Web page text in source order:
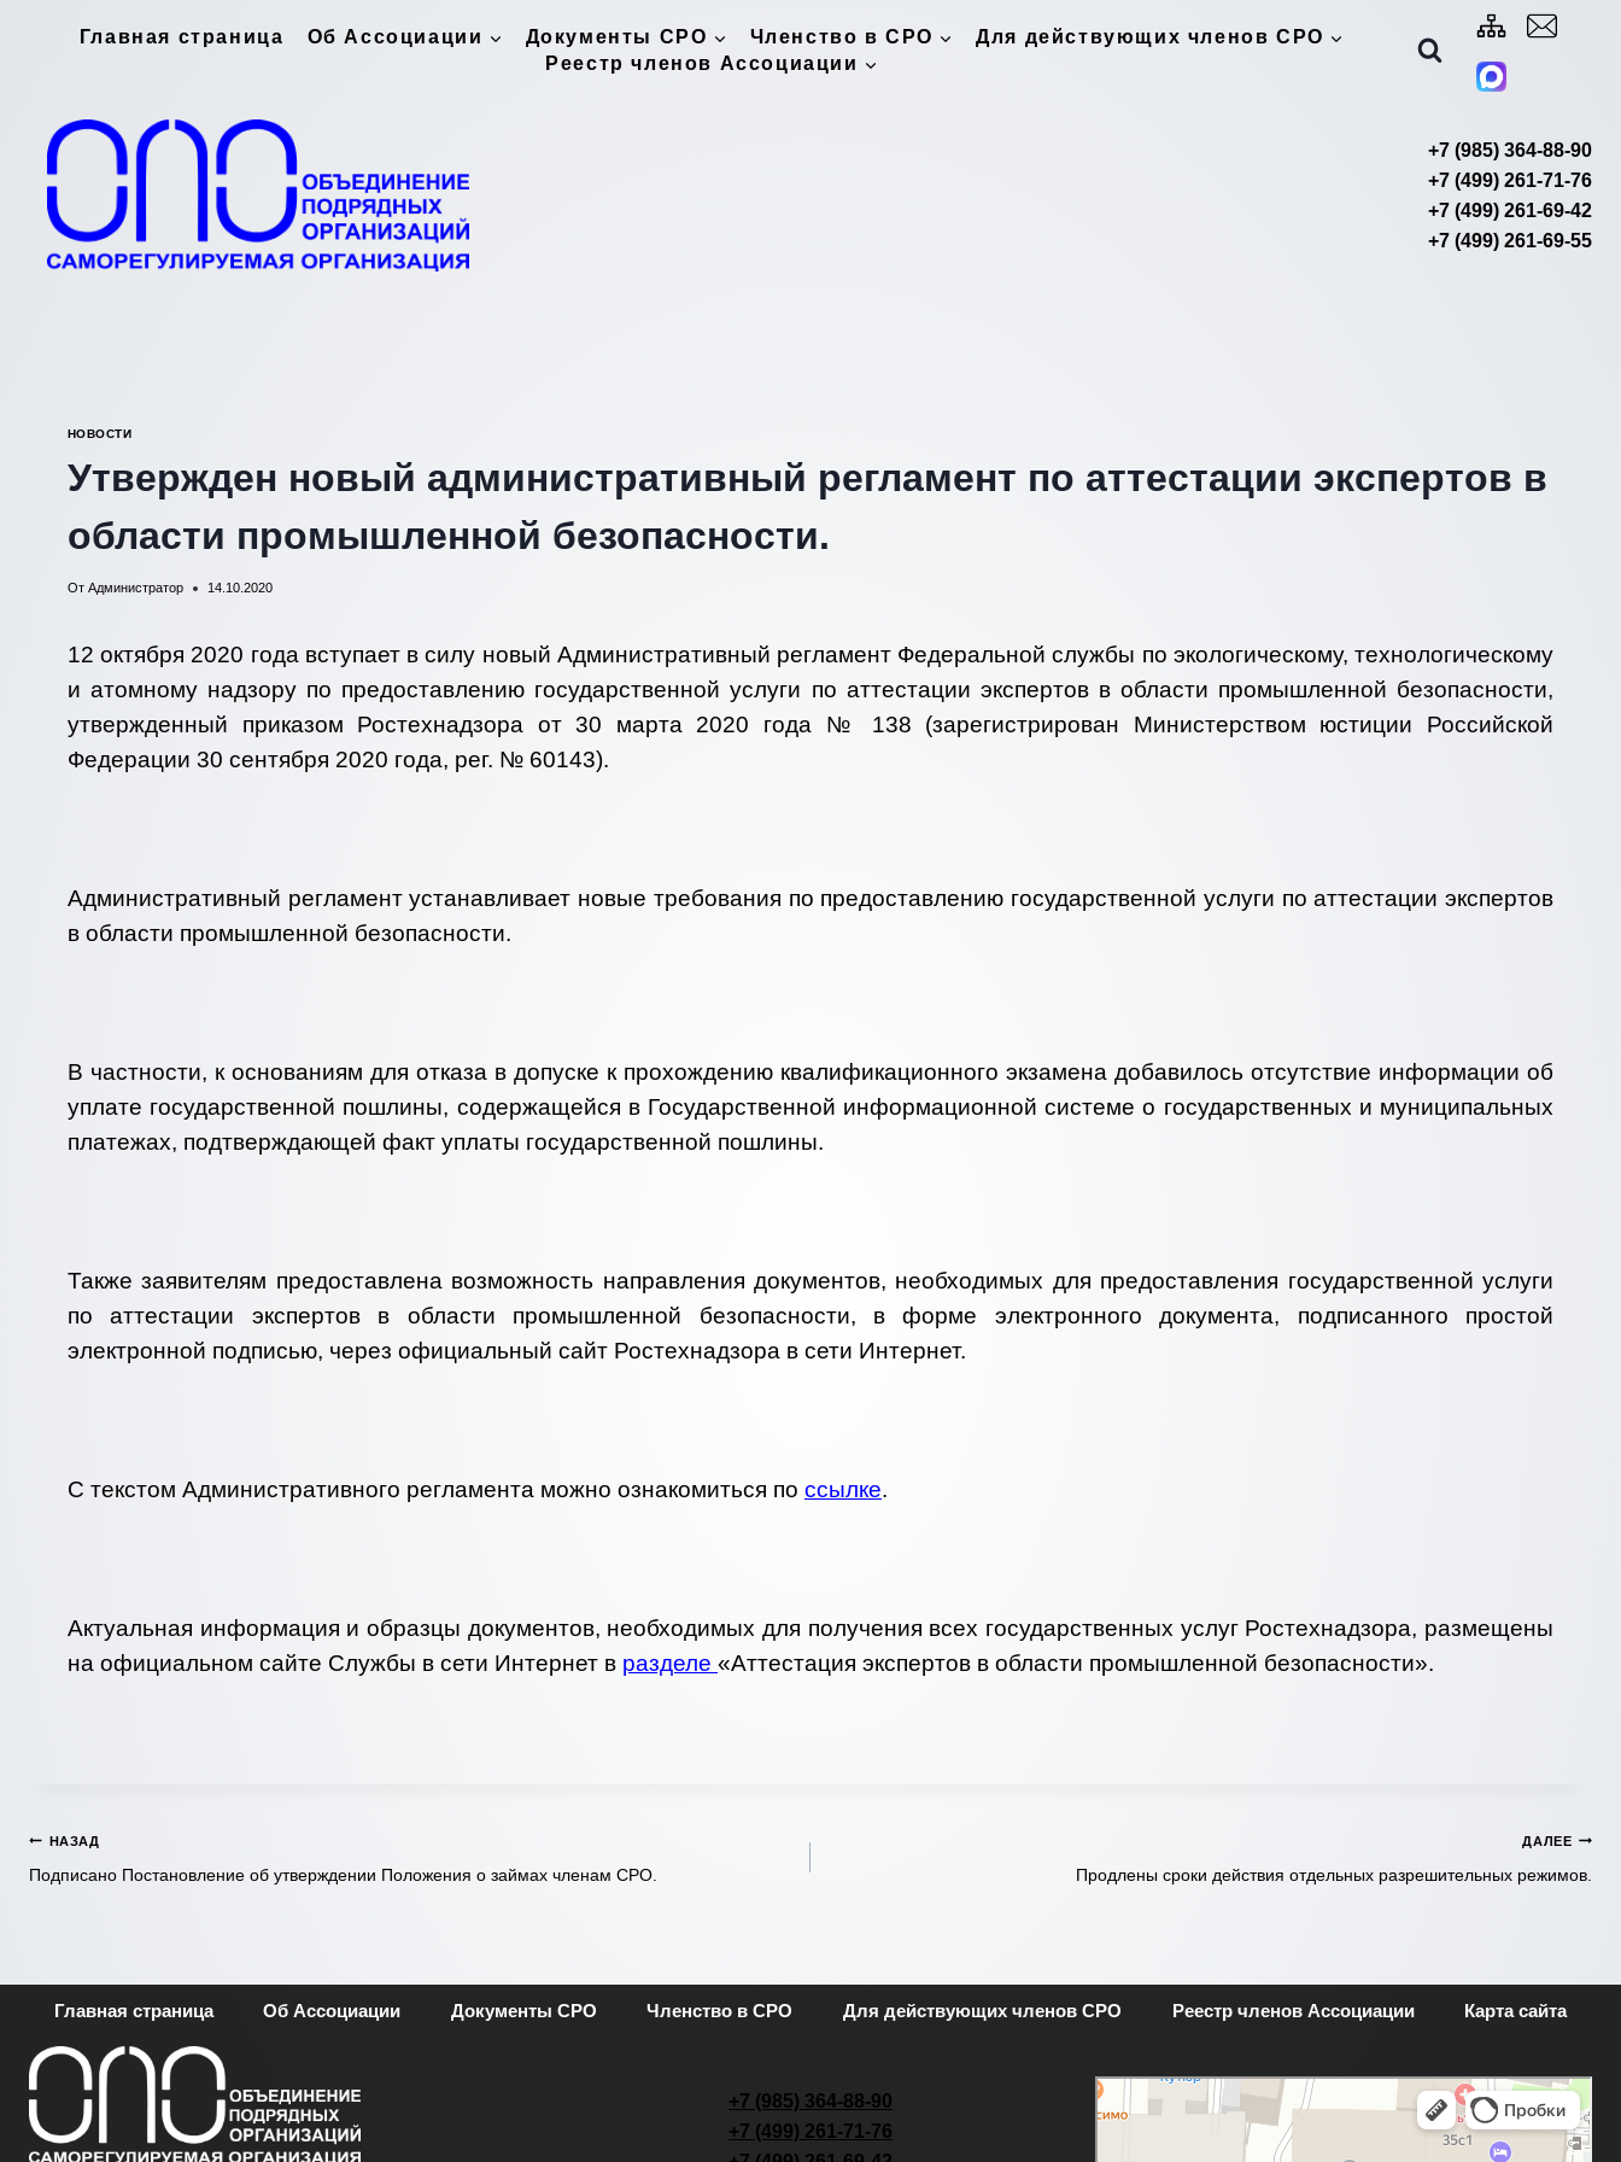
Главная страница Об Ассоциации Документы СРО Членство в СРО
Для действующих членов СРО
Реестр членов Ассоциации
+7 (985) 364-88-90
+7 (499) 261-71-76
+7 (499) 261-69-42
+7 (499) 261-69-55
НОВОСТИ
Утвержден новый административный регламент по аттестации экспертов в
области промышленной безопасности.
От Администратор 14.10.2020
12 октября 2020 года вступает в силу новый Административный регламент Федеральной службы по экологическому, технологическому
и атомному надзору по предоставлению государственной услуги по аттестации экспертов в области промышленной безопасности,
утвержденный приказом Ростехнадзора от 30 марта 2020 года № 138 (зарегистрирован Министерством юстиции Российской
Федерации 30 сентября 2020 года, рег. № 60143).
Административный регламент устанавливает новые требования по предоставлению государственной услуги по аттестации экспертов
в области промышленной безопасности.
В частности, к основаниям для отказа в допуске к прохождению квалификационного экзамена добавилось отсутствие информации об
уплате государственной пошлины, содержащейся в Государственной информационной системе о государственных и муниципальных
платежах, подтверждающей факт уплаты государственной пошлины.
Также заявителям предоставлена возможность направления документов, необходимых для предоставления государственной услуги
по аттестации экспертов в области промышленной безопасности, в форме электронного документа, подписанного простой
электронной подписью, через официальный сайт Ростехнадзора в сети Интернет.
С текстом Административного регламента можно ознакомиться по ссылке.
Актуальная информация и образцы документов, необходимых для получения всех государственных услуг Ростехнадзора, размещены
на официальном сайте Службы в сети Интернет в разделе «Аттестация экспертов в области промышленной безопасности».
Навигация
НАЗАД
Подписано Постановление об утверждении Положения о займах членам СРО.
ДАЛЕЕ
Продлены сроки действия отдельных разрешительных режимов.
Главная страница Об Ассоциации Документы СРО Членство в СРО Для действующих членов СРО Реестр членов Ассоциации Карта сайта
+7 (985) 364-88-90
+7 (499) 261-71-76
Москва
Новая Басманная улица, 28с1 — Яндекс.Карты